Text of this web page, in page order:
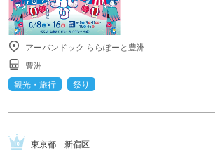
アーバンドック ららぽーと豊洲
豊洲
観光・旅行
祭り
東京都 新宿区